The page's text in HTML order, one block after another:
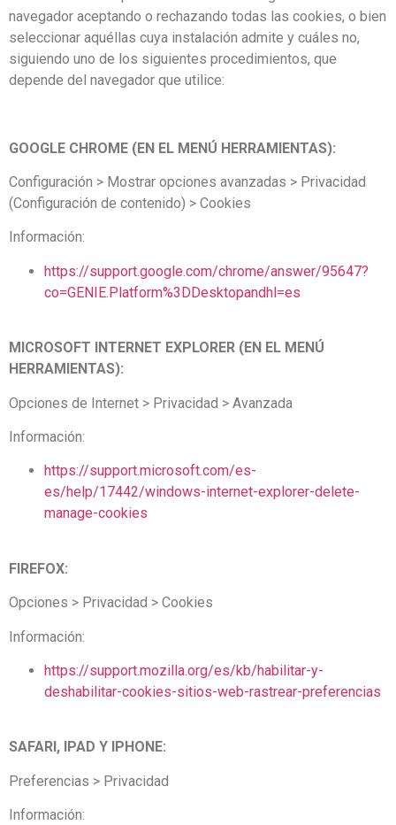
navegador aceptando o rechazando todas las cookies, o bien
seleccionar aquéllas cuya instalación admite y cuáles no,
siguiendo uno de los siguientes procedimientos, que
depende del navegador que utilice:
GOOGLE CHROME (EN EL MENÚ HERRAMIENTAS):
Configuración > Mostrar opciones avanzadas > Privacidad
(Configuración de contenido) > Cookies
Información:
https://support.google.com/chrome/answer/95647?
co=GENIE.Platform%3DDesktopandhl=es
MICROSOFT INTERNET EXPLORER (EN EL MENÚ
HERRAMIENTAS):
Opciones de Internet > Privacidad > Avanzada
Información:
https://support.microsoft.com/es-
es/help/17442/windows-internet-explorer-delete-
manage-cookies
FIREFOX:
Opciones > Privacidad > Cookies
Información:
https://support.mozilla.org/es/kb/habilitar-y-
deshabilitar-cookies-sitios-web-rastrear-preferencias
SAFARI, IPAD Y IPHONE:
Preferencias > Privacidad
Información: